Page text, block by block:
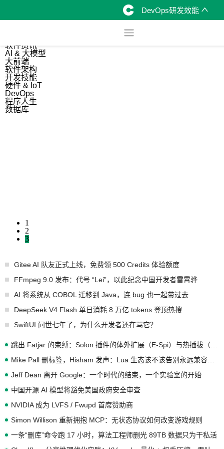
DevOps研发效能
软件资讯
AI & 大模型
大前端
软件架构
开发技能
硬件 & IoT
DevOps
程序人生
数据库
1
2
3
Gitee AI 队友正式上线，免费领 500 Credits 体验额度
FFmpeg 9.0 发布：代号 “Lei”，以此纪念中国开发者雷霄骅
AI 将系统从 COBOL 迁移到 Java，连 bug 也一起带过去
DeepSeek V4 Flash 单日消耗 8 万亿 tokens 登顶热搜
SwiftUI 问世七年了，为什么开发者还在骂它？
Jeff Dean 离开 Google：一个时代的结束，一个实验室的开始
中国开源 AI 模型将豁免美国政府安全审查
NVIDIA 成为 LVFS / Fwupd 首席赞助商
Simon Willison 重新拥抱 MCP：无状态协议如何改变游戏规则
一条“删库”命令跑 17 小时，算法工程师删光 89TB 数据只为干私活